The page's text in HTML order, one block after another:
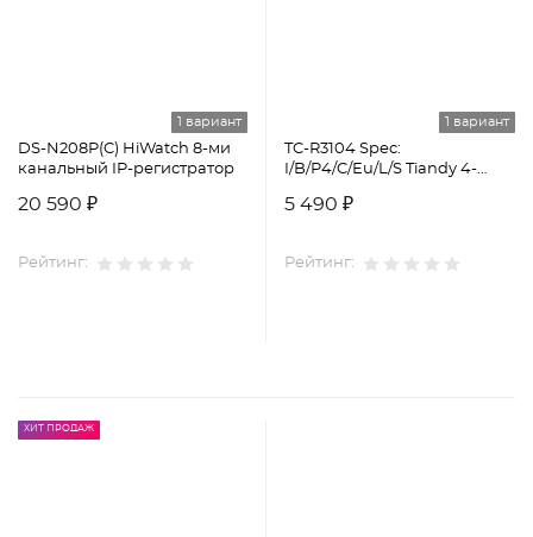
1 вариант
DS-N208P(C) HiWatch 8-ми
канальный IP-регистратор
20 590 ₽
Рейтинг:
1 вариант
TC-R3104 Spec:
I/B/P4/C/Eu/L/S Tiandy 4-
видеорегистратор
5 490 ₽
Рейтинг:
ХИТ ПРОДАЖ